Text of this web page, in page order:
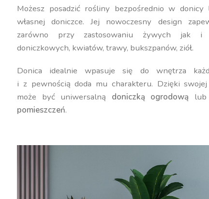
Możesz posadzić rośliny bezpośrednio w
własnej doniczce. Jej nowoczesny design
zarówno przy zastosowaniu żywych jak i
doniczkowych, kwiatów, trawy, bukszpanów, ziół.
Donica idealnie wpasuje się do wnętrza
i z pewnością doda mu charakteru. Dzięki
może być uniwersalną doniczką ogrodową lub
pomieszczeń.